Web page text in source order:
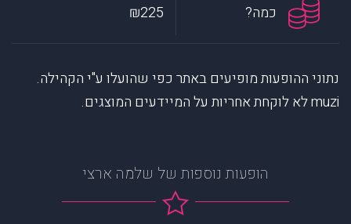
כמה? ₪225
נתוני ההופעות מופיעים באתר כפי שהועלו ע"י הקהילה.
muzi לא לוקחת אחריות על המיידעים המוצגים.
הופעות נוספות של שלמה ארצי